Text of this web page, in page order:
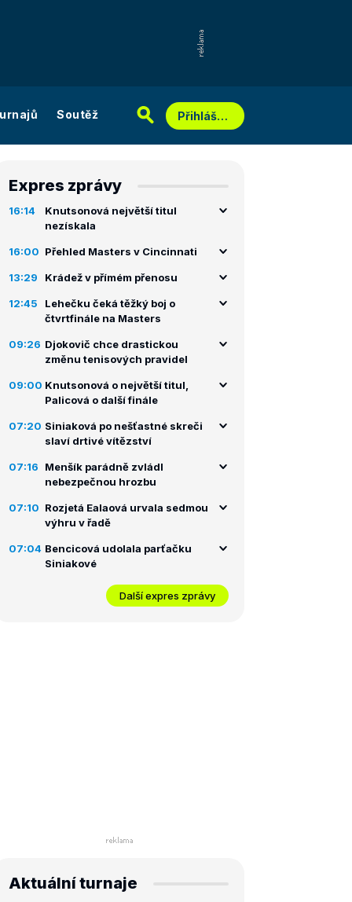
Soutěž Přihlášení
Expres zprávy
16:14
Knutsonová největší titul
nezískala
16:00 Přehled Masters v Cincinnati
13:29 Krádež v přímém přenosu
12:45
Lehečku čeká těžký boj o
čtvrtfinále na Masters
09:26 Djokovič chce drastickou
změnu tenisových pravidel
09:00 Knutsonová o největší titul,
Palicová o další finále
07:20 Siniaková po nešťastné skreči
slaví drtivé vítězství
07:16
Menšík parádně zvládl
nebezpečnou hrozbu
07:10 Rozjetá Ealaová urvala sedmou
výhru v řadě
07:04 Bencicová udolala parťačku
Siniakové
Další expres zprávy
Aktuální turnaje